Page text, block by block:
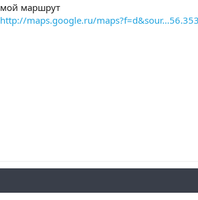
мой маршрут
http://maps.google.ru/